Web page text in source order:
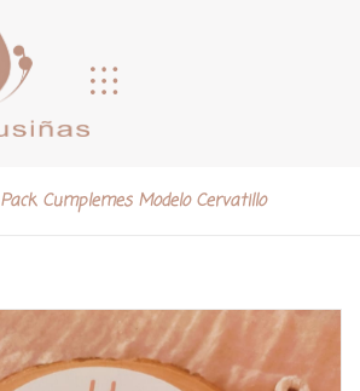
Pack Cumplemes Modelo Cervatillo